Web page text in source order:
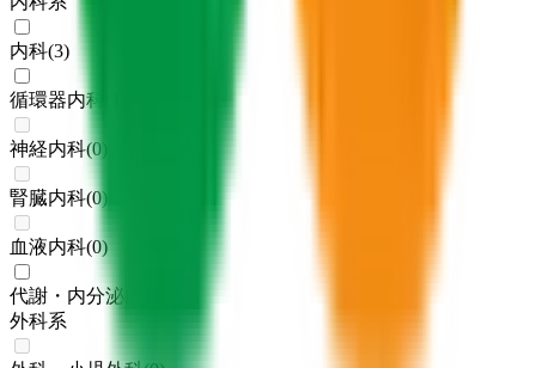
内科(3)
循環器内科
神経内科(0
腎臓内科(0)
血液内科(0)
代謝・内分泌内科
外科系